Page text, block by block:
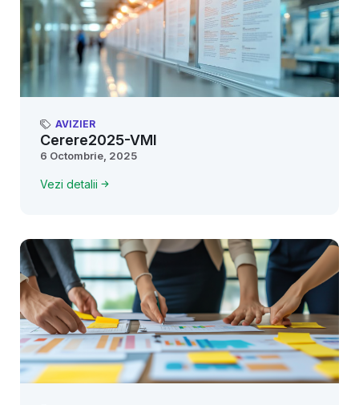
AVIZIER
Cerere2025-VMI
6 Octombrie, 2025
Vezi detalii